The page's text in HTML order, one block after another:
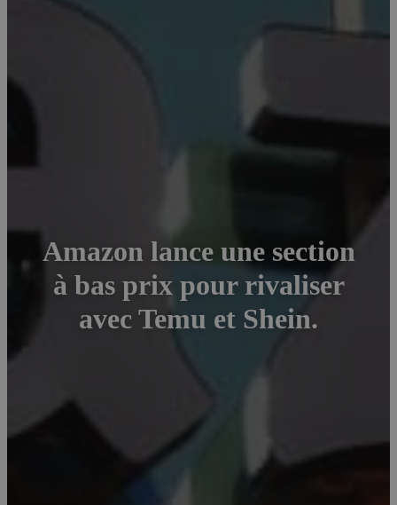
Amazon lance une section
à bas prix pour rivaliser
avec Temu et Shein.